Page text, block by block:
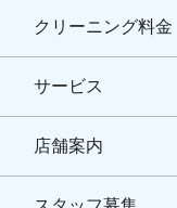
クリーニング料金
サービス
店舗案内